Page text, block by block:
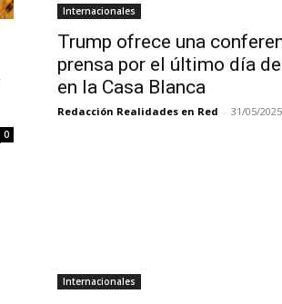
0
Internacionales
Trump ofrece una
prensa por el último día
en la Casa Blanca
Redacción Realidades en Red - 31/05/2025
Internacionales